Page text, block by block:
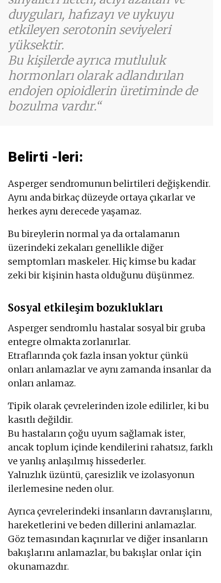
duyguları, hafızayı ve uykuyu
etkileyen serotonin seviyeleri
yüksektir.
Bu kişilerde ayrıca mutluluk
hormonları olarak adlandırılan
endojen opioidlerin üretiminde de
bozulma vardır.
Belirti -leri:
Asperger sendromunun belirtileri değişkendir.
Aynı anda birkaç düzeyde ortaya çıkarlar ve
herkes aynı derecede yaşamaz.
Bu bireylerin normal ya da ortalamanın
üzerindeki zekaları genellikle diğer
semptomları maskeler. Hiç kimse bu kadar
zeki bir kişinin hasta olduğunu düşünmez.
Sosyal etkileşim bozuklukları
Asperger sendromlu hastalar sosyal bir gruba
entegre olmakta zorlanırlar.
Etraflarında çok fazla insan yoktur çünkü
onları anlamazlar ve aynı zamanda insanlar da
onları anlamaz.
Tipik olarak çevrelerinden izole edilirler, ki bu
kasıtlı değildir.
Bu hastaların çoğu uyum sağlamak ister,
ancak toplum içinde kendilerini rahatsız, farklı
ve yanlış anlaşılmış hissederler.
Yalnızlık üzüntü, çaresizlik ve izolasyonun
ilerlemesine neden olur.
Ayrıca çevrelerindeki insanların davranışlarını,
hareketlerini ve beden dillerini anlamazlar.
Göz temasından kaçınırlar ve diğer insanların
bakışlarını anlamazlar, bu bakışlar onlar için
okunamazdır.